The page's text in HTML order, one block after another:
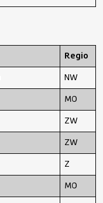
Regio
NW
MO
ZW
ZW
Z
MO